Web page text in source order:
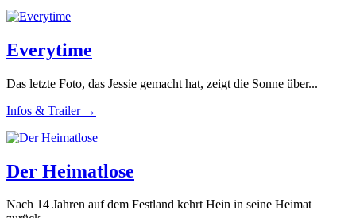
Everytime
Das letzte Foto, das Jessie gemacht hat, zeigt die Sonne über...
Infos & Trailer →
Der Heimatlose
Nach 14 Jahren auf dem Festland kehrt Hein in seine Heimat